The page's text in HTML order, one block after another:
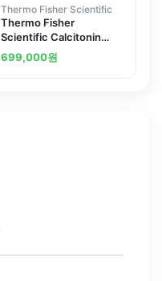
Thermo Fisher Scientific
Thermo Fisher
Scientific Calcitonin
Receptor Polyclonal
Antibody
699,000원